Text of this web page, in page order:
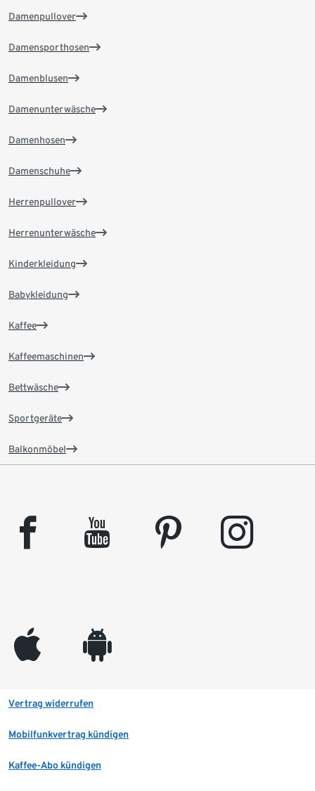
Damenpullover
Damensporthosen
Damenblusen
Damenunterwäsche
Damenhosen
Damenschuhe
Herrenpullover
Herrenunterwäsche
Kinderkleidung
Babykleidung
Kaffee
Kaffeemaschinen
Bettwäsche
Sportgeräte
Balkonmöbel
facebook youtube pinterest instagram
appleinc android
Vertrag widerrufen
Mobilfunkvertrag kündigen
Kaffee-Abo kündigen